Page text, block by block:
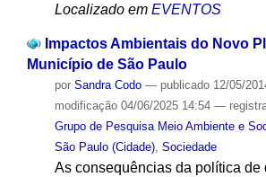
Localizado em EVENTOS
Impactos Ambientais do Novo
Município de São Paulo
por Sandra Codo — publicado12/05/
modificação04/06/2025 14:54 —
Grupo de Pesquisa Meio Ambiente e
São Paulo (Cidade), Sociedade
As consequências da política de